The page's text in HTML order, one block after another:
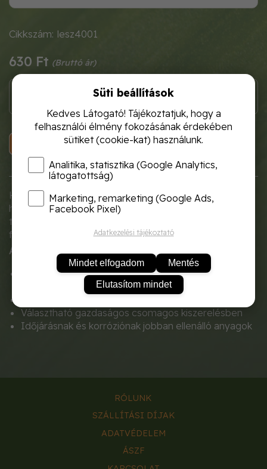
Cikkszám: lesz4001
630 Ft
KOSÁRBA
Hasznos és erős kerti kiegészítő, amely rögzíti, amit a
helyén kell tartani. AzU alakú fém kialakítás
tartást ad, így gond nélkül rögzíti a talajtakarókat,
fátyolfóliákat és geotextíliákat a lazább talajon is.
A termék legfőbb tulajdonságai:
Tökéletes és elengedhetetlenhálók, textilek és
műfüvek lekötésére
Választható gazdaságos csomagos kiszerelésben
Időjárásnak és korróziónak jobban ellenálló anyagok
RÓLUNK
SZÁLLÍTÁSI DÍJAK
ADATVÉDELEM
ÁSZF
Süti beállítások
Kedves Látogató! Tájékoztatjuk, hogy a
felhasználói élmény fokozásának érdekében
sütiket (cookie-kat) használunk.
Analitika, statisztika (Google Analytics,
látogatottság)
Marketing, remarketing (Google Ads,
Facebook Pixel)
Adatkezelési tájékoztató
Mindet elfogadom Mentés
Elutasítom mindet